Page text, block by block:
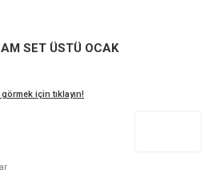
SET ÜSTÜ OCAK
için tıklayın!